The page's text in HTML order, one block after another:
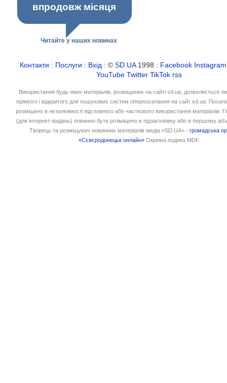
впродовж місяця
Читайте у наших новинах
Контакти : Послуги : Вхід : ©SD.UA1998 : Facebook Instagram
YouTube Twitter TikTok rss
Використання будь-яких матеріалів, розміщених на сайті sd.ua, дозволяється
прямого і відкритого для пошукових систем гіперпосилання на сайт sd.ua.
розміщено в незалежності від повного або часткового використання матеріалів.
(для інтернет-видань) повинно бути розміщено в підзаголовку або в першому
Творець та розміщувач новинних матеріалів медіа «SD.UA» -громадська
«Сєвєродонецьк онлайн» Окрема подяка MDF.